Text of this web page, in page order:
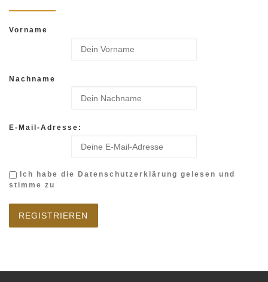
Vorname
Nachname
E-Mail-Adresse:
Ich habe die Datenschutzerklärung gelesen und
stimme zu